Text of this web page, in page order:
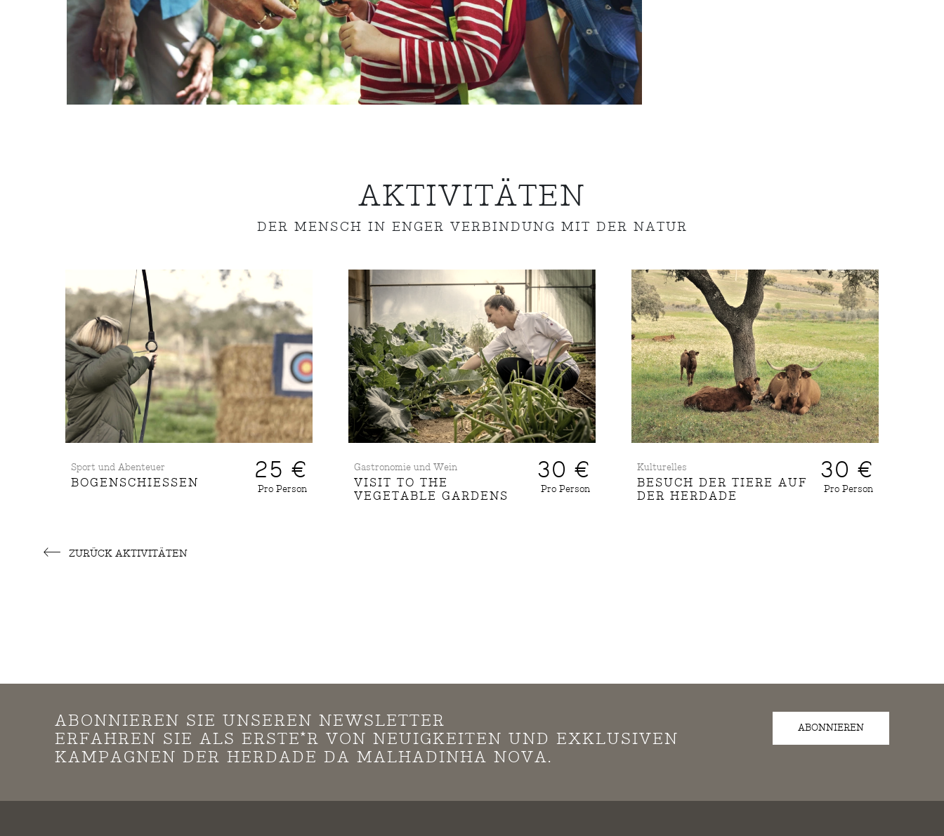
AKTIVITÄTEN
DER MENSCH IN ENGER VERBINDUNG MIT DER NATUR
Sport und Abenteuer
BOGENSCHIESSEN 25 €
Pro Person
Gastronomie und Wein
VISIT TO THE
VEGETABLE GARDENS
30 €
Pro Person
Kulturelles
BESUCH DER TIERE AUF
DER HERDADE
30 €
Pro Person
ZURÜCK AKTIVITÄTEN
ABONNIEREN SIE UNSEREN NEWSLETTER
ERFAHREN SIE ALS ERSTE*R VON NEUIGKEITEN UND EXKLUSIVEN
KAMPAGNEN DER HERDADE DA MALHADINHA NOVA.
ABONNIEREN